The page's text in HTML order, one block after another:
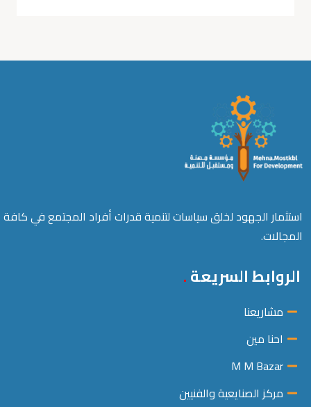
استثمار الجهود لخلق سياسات لتنمية قدرات أفراد المجتمع في كافة
المجالات.
الروابط السريعة
مشاريعنا
احنا مين
M M Bazar
مركز الصنايعية والفنيين